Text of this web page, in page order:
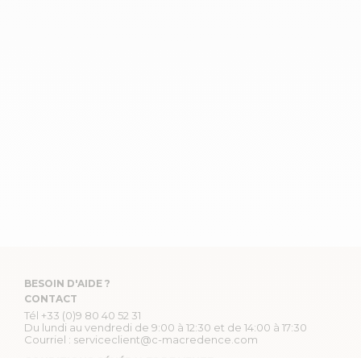
BESOIN D'AIDE ?
CONTACT
Tél +33 (0)9 80 40 52 31
Du lundi au vendredi de 9:00 à 12:30 et de 14:00 à 17:30
Courriel : serviceclient@c-macredence.com